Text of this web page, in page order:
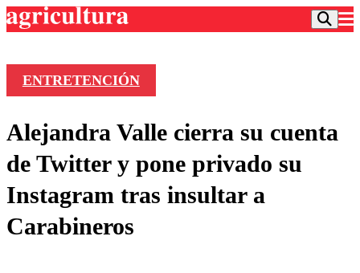
Frecuencias
Deportes
Colo Colo
Motor
Entretención
Vida Social
ENTRETENCIÓN
Alejandra Valle cierra su cuenta
de Twitter y pone privado su
Instagram tras insultar a
Carabineros